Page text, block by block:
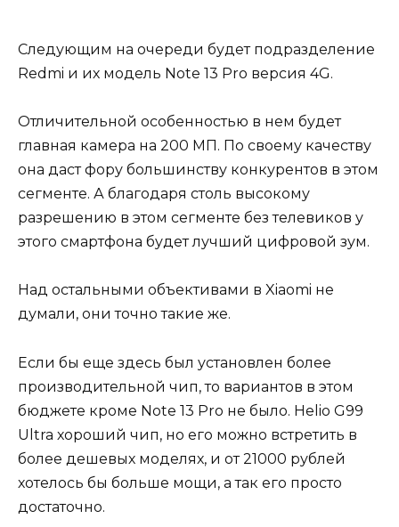
Следующим на очереди будет подразделение
Redmi и их модель Note 13 Pro версия 4G.
Отличительной особенностью в нем будет
главная камера на 200 МП. По своему качеству
она даст фору большинству конкурентов в этом
сегменте. А благодаря столь высокому
разрешению в этом сегменте без телевиков у
этого смартфона будет лучший цифровой зум.
Над остальными объективами в Xiaomi не
думали, они точно такие же.
Если бы еще здесь был установлен более
производительной чип, то вариантов в этом
бюджете кроме Note 13 Pro не было. Helio G99
Ultra хороший чип, но его можно встретить в
более дешевых моделях, и от 21000 рублей
хотелось бы больше мощи, а так его просто
достаточно.